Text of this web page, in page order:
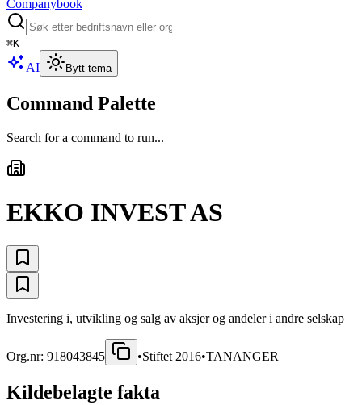
Companybook
⌘K
AI Bytt tema
Command Palette
Search for a command to run...
EKKO INVEST AS
Investering i, utvikling og salg av aksjer og andeler i andre selskap
Org.nr: 918043845 •Stiftet 2016•TANANGER
Kildebelagte fakta